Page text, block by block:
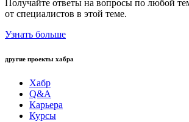
Получайте ответы на вопросы по любой
от специалистов в этой теме.
Узнать больше
другие проекты хабра
Хабр
Q&A
Карьера
Курсы